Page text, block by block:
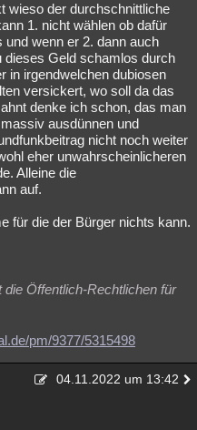
wieso der durchschnittliche
1. nicht wählen ob dafür
wenn er 2. dann auch
dieses Geld schamlos durch
in irgendwelchen dubiosen
versickert, wo soll da das
denke ich schon, das man
ausdünnen und
nicht noch weiter
eher unwahrscheinlicheren
Alleine die
auf.
für die der Bürger nichts kann.
Öffentlich-Rechtlichen für
pm/9377/5315498
04.11.2022 um 13:42